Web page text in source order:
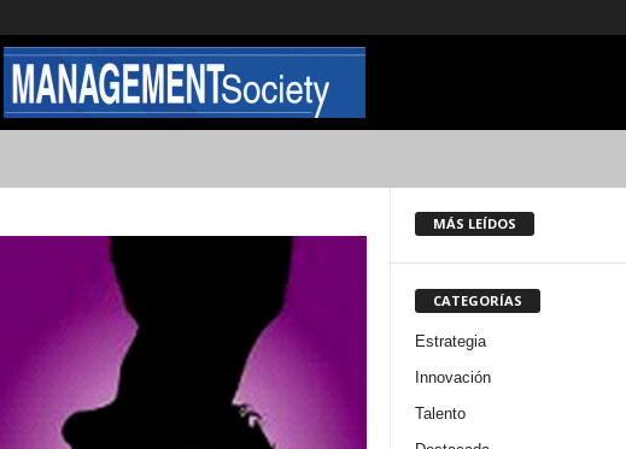
MÁS LEÍDOS
CATEGORÍAS
Estrategia
Innovación
Talento